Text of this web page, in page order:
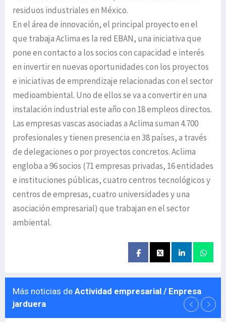
residuos industriales en México.
En el área de innovación, el principal proyecto en el
que trabaja Aclima es la red EBAN, una iniciativa que
pone en contacto a los socios con capacidad e interés
en invertir en nuevas oportunidades con los proyectos
e iniciativas de emprendizaje relacionadas con el sector
medioambiental. Uno de ellos se va a convertir en una
instalación industrial este año con 18 empleos directos.
Las empresas vascas asociadas a Aclima suman 4.700
profesionales y tienen presencia en 38 países, a través
de delegaciones o por proyectos concretos. Aclima
engloba a 96 socios (71 empresas privadas, 16 entidades
e instituciones públicas, cuatro centros tecnológicos y
centros de empresas, cuatro universidades y una
asociación empresarial) que trabajan en el sector
ambiental.
Más noticias de Actividad empresarial / Enpresa
jarduera